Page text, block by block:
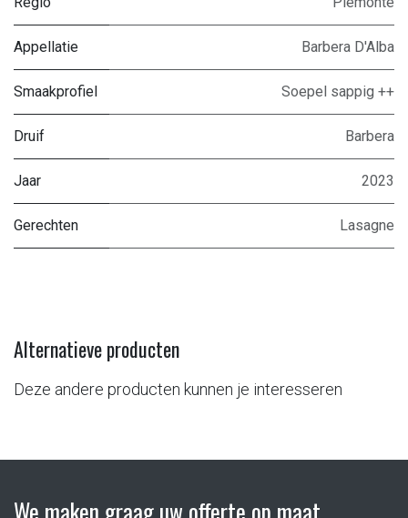
Appellatie Barbera D'Alba
Smaakprofiel Soepel sappig ++
Druif Barbera
Jaar 2023
Gerechten Lasagne
Alternatieve producten
Deze andere producten kunnen je interesseren
We maken graag uw offerte op maat.